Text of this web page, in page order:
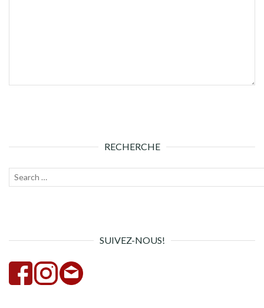
RECHERCHE
Recherche
SUIVEZ-NOUS!